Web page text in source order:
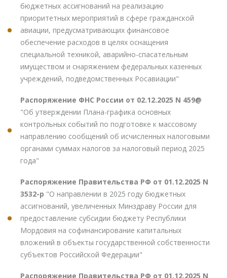
бюджетных ассигнований на реализацию
приоритетных мероприятий в сфере гражданской
авиации, предусматривающих финансовое
обеспечение расходов в целях оснащения
специальной техникой, аварийно-спасательным
имуществом и снаряжением федеральных казенных
учреждений, подведомственных Росавиации"
Распоряжение ФНС России от 02.12.2025 N 459@
"Об утверждении Плана-графика основных
контрольных событий по подготовке к массовому
направлению сообщений об исчисленных налоговыми
органами суммах налогов за налоговый период 2025
года"
Распоряжение Правительства РФ от 01.12.2025 N
3532-р "О направлении в 2025 году бюджетных
ассигнований, увеличенных Минздраву России для
предоставление субсидии бюджету Республики
Мордовия на софинансирование капитальных
вложений в объекты государственной собственности
субъектов Российской Федерации"
Распоряжение Правительства РФ от 01.12.2025 N